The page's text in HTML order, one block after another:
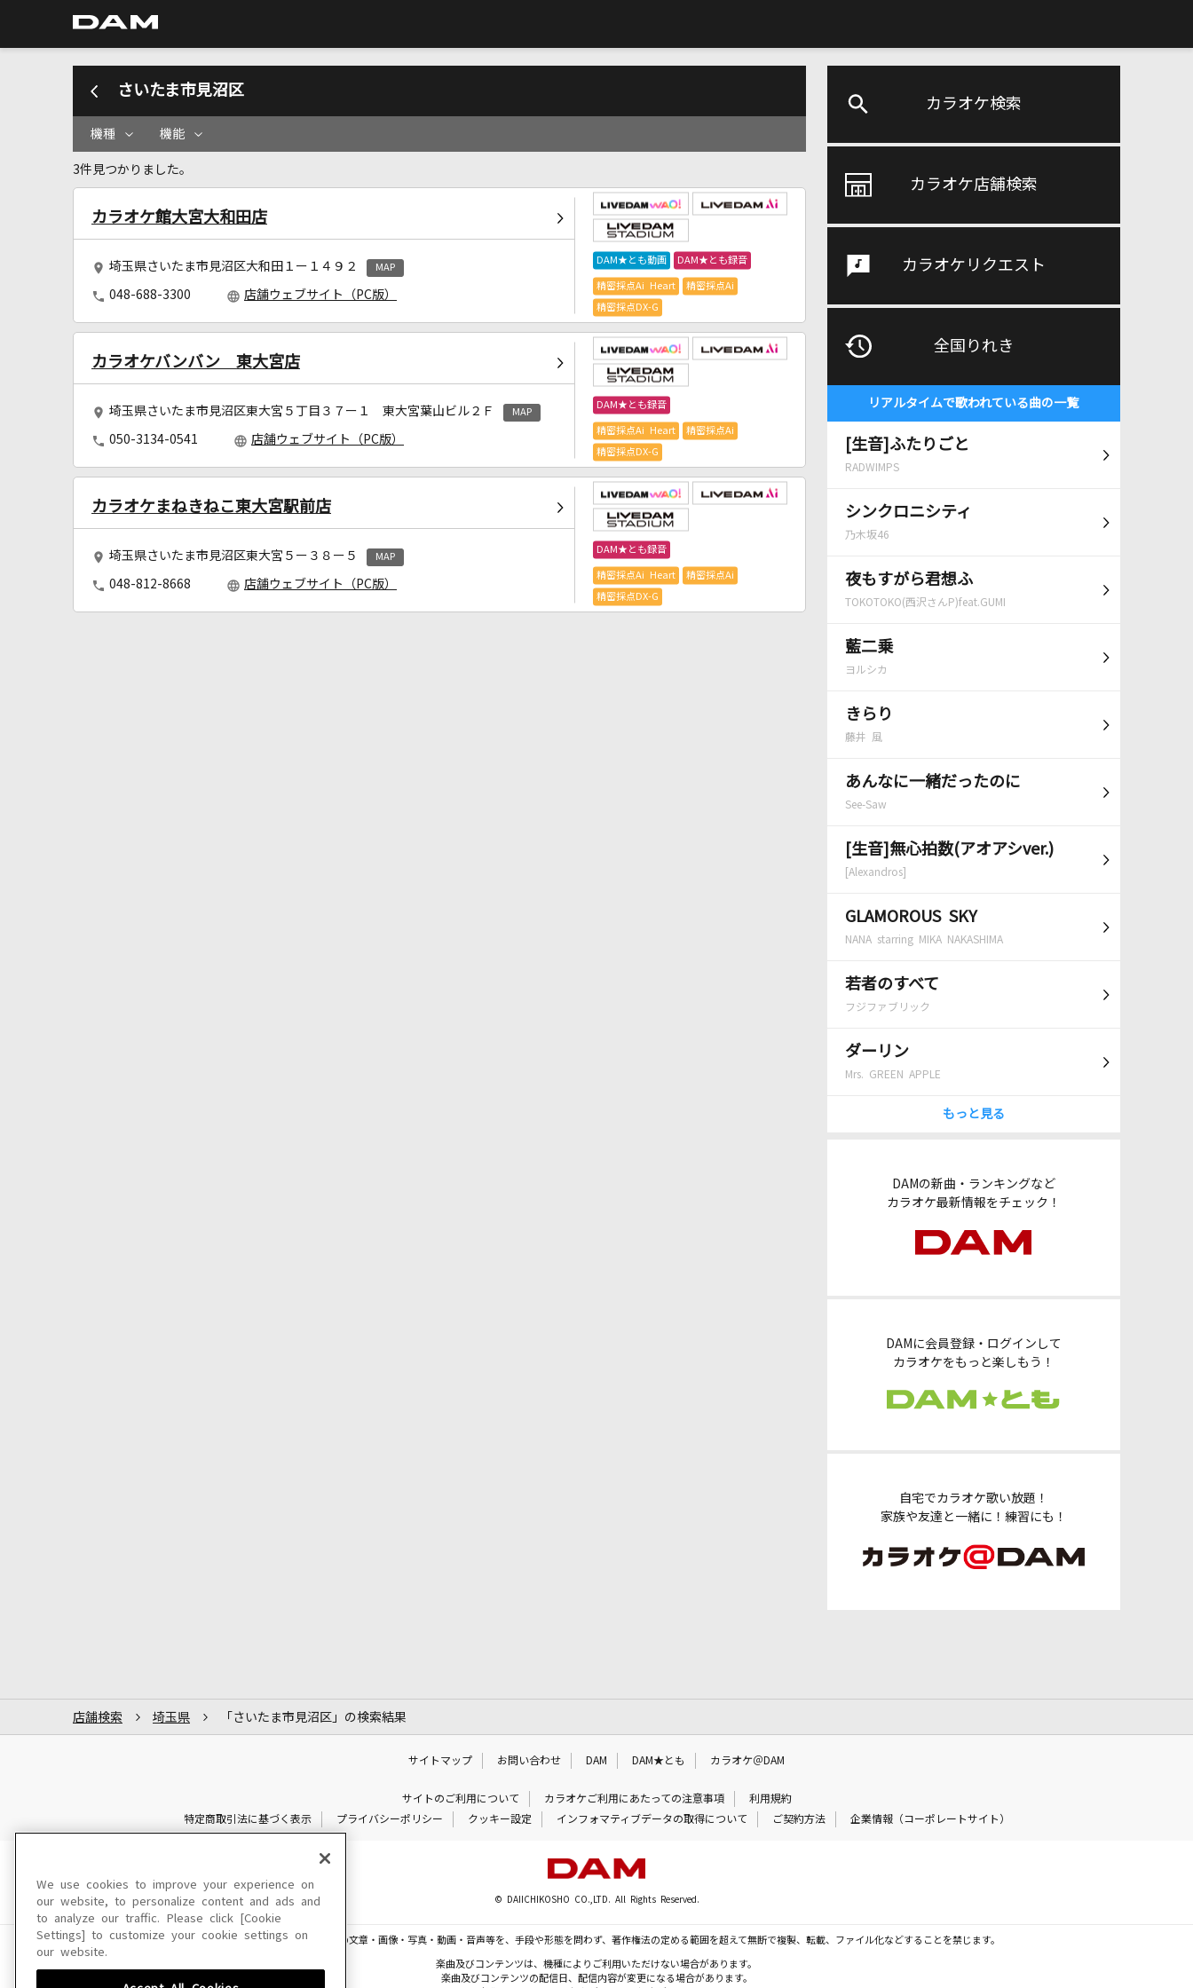
カラオケ検索
カラオケ店舗検索
カラオケリクエスト
全国りれき
リアルタイムで歌われている曲の一覧
[生音]ふたりごと
RADWIMPS
シンクロニシティ
乃木坂46
夜もすがら君想ふ
TOKOTOKO(西沢さんP)feat.GUMI
藍二乗
ヨルシカ
きらり
藤井 風
あんなに一緒だったのに
See-Saw
[生音]無心拍数(アオアシver.)
[Alexandros]
GLAMOROUS SKY
NANA starring MIKA NAKASHIMA
若者のすべて
フジファブリック
ダーリン
Mrs. GREEN APPLE
もっと見る
DAMの新曲・ランキングなど
カラオケ最新情報をチェック！
DAMに会員登録・ログインして
カラオケをもっと楽しもう！
自宅でカラオケ歌い放題！
家族や友達と一緒に！練習にも！
さいたま市見沼区
機種 機能
3件見つかりました。
カラオケ館大宮大和田店
埼玉県さいたま市見沼区大和田１ー１４９２ MAP
048-688-3300 店舗ウェブサイト（PC版）
DAM★とも動画 DAM★とも録音
精密採点Ai Heart 精密採点Ai
精密採点DX-G
カラオケバンバン 東大宮店
埼玉県さいたま市見沼区東大宮５丁目３７ー１ 東大宮葉山ビル２Ｆ MAP
050-3134-0541 店舗ウェブサイト（PC版）
DAM★とも録音
精密採点Ai Heart 精密採点Ai
精密採点DX-G
カラオケまねきねこ東大宮駅前店
埼玉県さいたま市見沼区東大宮５ー３８ー５ MAP
048-812-8668 店舗ウェブサイト（PC版）
DAM★とも録音
精密採点Ai Heart 精密採点Ai
精密採点DX-G
店舗検索 埼玉県 「さいたま市見沼区」の検索結果
サイトマップ お問い合わせ DAM DAM★とも カラオケ＠DAM
サイトのご利用について カラオケご利用にあたっての注意事項
利用規約
特定商取引法に基づく表示
プライバシーポリシー クッキー設定 インフォマティブデータの取得について ご契約方法 企業情報（コーポレートサイト）
© DAIICHIKOSHO CO.,LTD. All Rights Reserved.
このサイトに掲載されている一切の文章・画像・写真・動画・音声等を、手段や形態を問わず、著作権法の定める範囲を超えて無断で複製、転載、ファイル化などすることを禁じます。
楽曲及びコンテンツは、機種によりご利用いただけない場合があります。
楽曲及びコンテンツの配信日、配信内容が変更になる場合があります。
We use cookies to improve your experience on
our website, to personalize content and ads and
to analyze our traffic. Please click [Cookie
Settings] to customize your cookie settings on
our website.